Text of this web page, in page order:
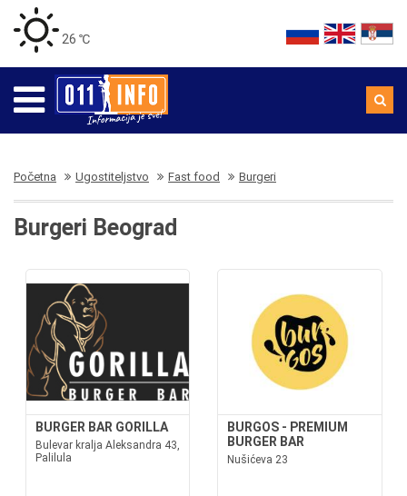
26 ℃
Početna Ugostiteljstvo Fast food Burgeri
Burgeri Beograd
BURGER BAR GORILLA
Bulevar kralja Aleksandra 43,
Palilula
BURGOS - PREMIUM
BURGER BAR
Nušićeva 23